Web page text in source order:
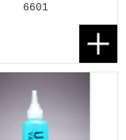
6601